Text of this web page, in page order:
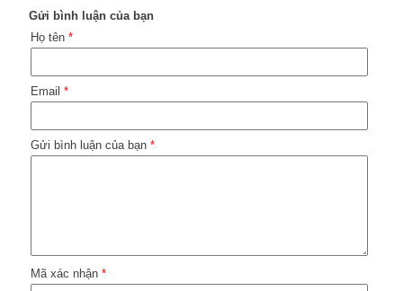
Gửi bình luận của bạn
Họ tên *
Email *
Gửi bình luận của bạn *
Mã xác nhận *